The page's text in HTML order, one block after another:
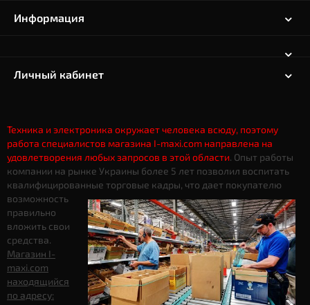
Информация
Личный кабинет
Техника и электроника окружает человека всюду, поэтому
работа специалистов магазина I-maxi.com направлена на
удовлетворения любых запросов в этой области. Опыт работы
компании на рынке Украины более 5 лет позволил воспитать
квалифицированные торговые кадры, что дает покупателю
возможность
правильно
вложить свои
средства.
Магазин I-
maxi.com
находящийся
по адресу: